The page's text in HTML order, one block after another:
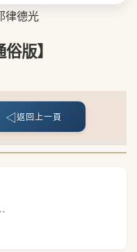
律德光
俗版】
◁ 返回上一頁